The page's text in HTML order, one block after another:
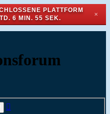
PLATTFORM
6 MIN. 54 SEK.
✕
Suche